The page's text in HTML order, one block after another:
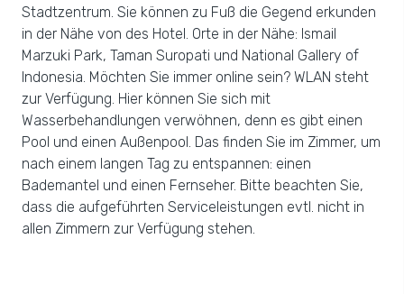
Stadtzentrum. Sie können zu Fuß die Gegend erkunden
in der Nähe von des Hotel. Orte in der Nähe: Ismail
Marzuki Park, Taman Suropati und National Gallery of
Indonesia. Möchten Sie immer online sein? WLAN steht
zur Verfügung. Hier können Sie sich mit
Wasserbehandlungen verwöhnen, denn es gibt einen
Pool und einen Außenpool. Das finden Sie im Zimmer, um
nach einem langen Tag zu entspannen: einen
Bademantel und einen Fernseher. Bitte beachten Sie,
dass die aufgeführten Serviceleistungen evtl. nicht in
allen Zimmern zur Verfügung stehen.